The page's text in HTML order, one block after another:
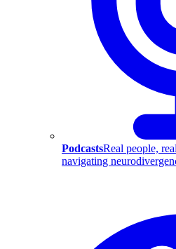
PodcastsReal people,
navigating